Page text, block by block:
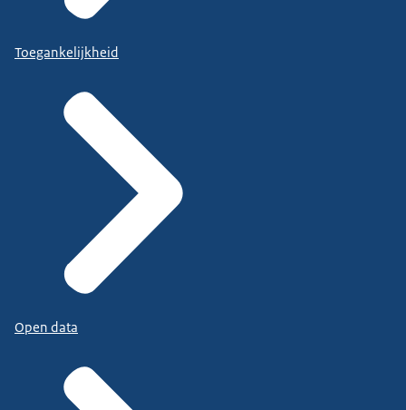
Toegankelijkheid
Open data